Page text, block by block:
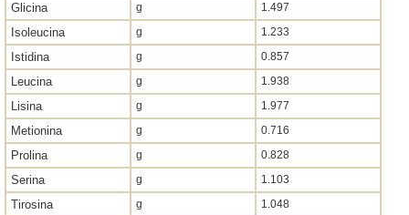
Glicina g 1.497
Isoleucina g 1.233
Istidina g 0.857
Leucina g 1.938
Lisina g 1.977
Metionina g 0.716
Prolina g 0.828
Serina g 1.103
Tirosina g 1.048